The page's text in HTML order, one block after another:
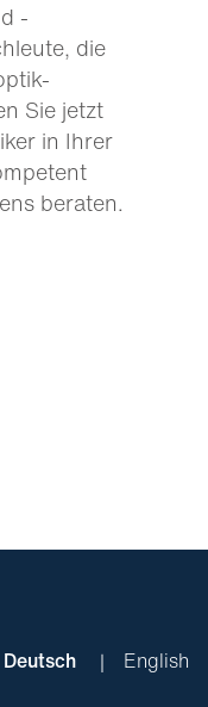
-
die
Sie jetzt
in Ihrer
beraten.
Deutsch English